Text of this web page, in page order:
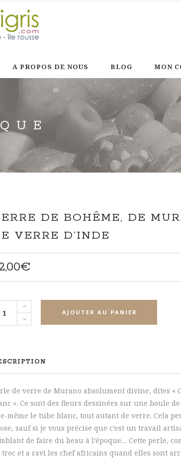
A PROPOS DE NOUS BLOG MON
DE BOHÊME, DE
VERRE D’INDE
€
AJOUTER AU PANIER
de verre de Murano absolument divine, dites «
». Ce sont des fleurs dessinées sur une boule
même le tube blanc, tout autant de verre. Cela
sauf si je vous précise que c’est un travail
de faire du beau à l’époque… Cette perle,
troc et a ravi les chef africains quand elles sont